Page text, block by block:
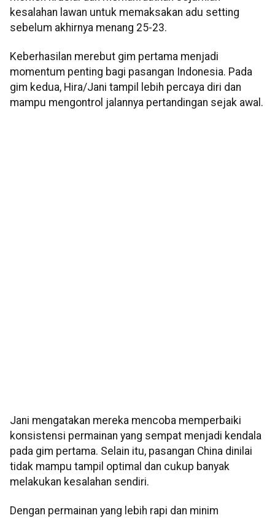
kesalahan lawan untuk memaksakan adu setting
sebelum akhirnya menang 25-23.
Keberhasilan merebut gim pertama menjadi
momentum penting bagi pasangan Indonesia. Pada
gim kedua, Hira/Jani tampil lebih percaya diri dan
mampu mengontrol jalannya pertandingan sejak awal.
Jani mengatakan mereka mencoba memperbaiki
konsistensi permainan yang sempat menjadi kendala
pada gim pertama. Selain itu, pasangan China dinilai
tidak mampu tampil optimal dan cukup banyak
melakukan kesalahan sendiri.
Dengan permainan yang lebih rapi dan minim